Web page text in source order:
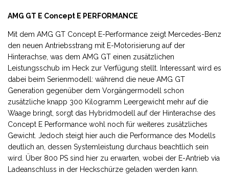
AMG GT E Concept E PERFORMANCE
Mit dem AMG GT Concept E-Performance zeigt Mercedes-Benz
den neuen Antriebsstrang mit E-Motorisierung auf der
Hinterachse, was dem AMG GT einen zusätzlichen
Leistungsschub im Heck zur Verfügung stellt. Interessant wird es
dabei beim Serienmodell: während die neue AMG GT
Generation gegenüber dem Vorgängermodell schon
zusätzliche knapp 300 Kilogramm Leergewicht mehr auf die
Waage bringt, sorgt das Hybridmodell auf der Hinterachse des
Concept E Performance wohl noch für weiteres zusätzliches
Gewicht. Jedoch steigt hier auch die Performance des Modells
deutlich an, dessen Systemleistung durchaus beachtlich sein
wird. Über 800 PS sind hier zu erwarten, wobei der E-Antrieb via
Ladeanschluss in der Heckschürze geladen werden kann.